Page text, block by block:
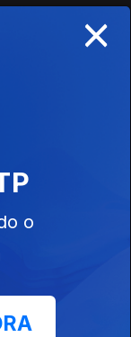
20 set. 2016
×
o